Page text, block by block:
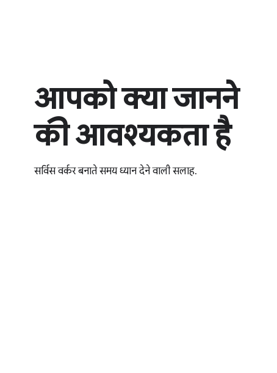
आपको क्या जानने
की आवश्यकता है
सर्विस वर्कर बनाते समय ध्यान देने वाली सलाह.